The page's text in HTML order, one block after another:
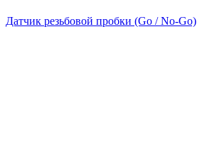
Датчик резьбовой пробки (Go / No-Go)